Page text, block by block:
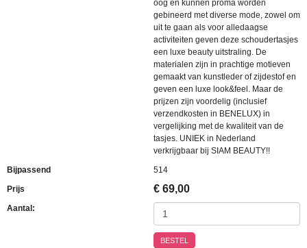
oog en kunnen proma worden
gebineerd met diverse mode, zowel om
uit te gaan als voor alledaagse
activiteiten geven deze schoudertasjes
een luxe beauty uitstraling. De
materialen zijn in prachtige motieven
gemaakt van kunstleder of zijdestof en
geven een luxe look&feel. Maar de
prijzen zijn voordelig (inclusief
verzendkosten in BENELUX) in
vergelijking met de kwaliteit van de
tasjes. UNIEK in Nederland
verkrijgbaar bij SIAM BEAUTY!!
Bijpassend
514
Prijs
€ 69,00
Aantal:
BESTEL